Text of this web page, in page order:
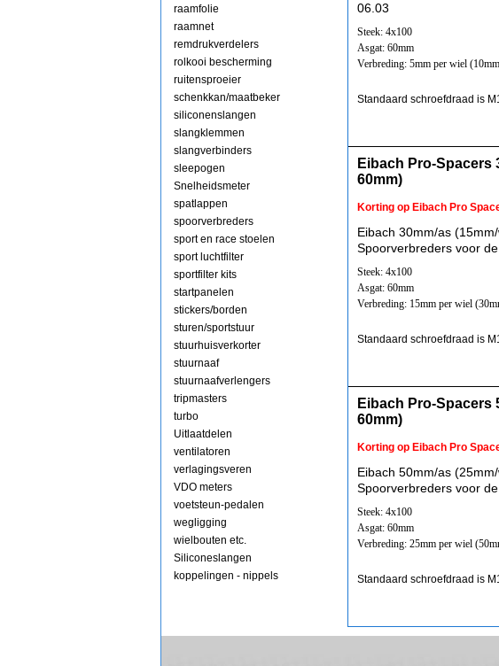
raamfolie
raamnet
remdrukverdelers
rolkooi bescherming
ruitensproeier
schenkkan/maatbeker
siliconenslangen
slangklemmen
slangverbinders
sleepogen
Snelheidsmeter
spatlappen
spoorverbreders
sport en race stoelen
sport luchtfilter
sportfilter kits
startpanelen
stickers/borden
sturen/sportstuur
stuurhuisverkorter
stuurnaaf
stuurnaafverlengers
tripmasters
turbo
Uitlaatdelen
ventilatoren
verlagingsveren
VDO meters
voetsteun-pedalen
wegligging
wielbouten etc.
Siliconeslangen
koppelingen - nippels
06.03
Steek: 4x100
Asgat: 60mm
Verbreding: 5mm per wiel
Standaard schroefdraad is
Eibach Pro-Spacers
60mm)
Korting op Eibach Pro
Eibach 30mm/as
Spoorverbreders voor
Steek: 4x100
Asgat: 60mm
Verbreding: 15mm per wiel
Standaard schroefdraad is
Eibach Pro-Spacers
60mm)
Korting op Eibach Pro
Eibach 50mm/as
Spoorverbreders voor
Steek: 4x100
Asgat: 60mm
Verbreding: 25mm per wiel
Standaard schroefdraad is